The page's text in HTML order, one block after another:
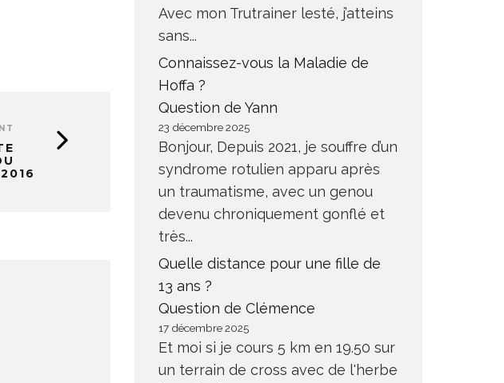
Avec mon Trutrainer lesté, j’atteins
sans...
Connaissez-vous la Maladie de
Hoffa ?
Question de Yann
23 décembre 2025
Bonjour, Depuis 2021, je souffre d’un
syndrome rotulien apparu après
un traumatisme, avec un genou
devenu chroniquement gonflé et
très...
Quelle distance pour une fille de
13 ans ?
Question de Clémence
17 décembre 2025
Et moi si je cours 5 km en 19.50 sur
un terrain de cross avec de l'herbe